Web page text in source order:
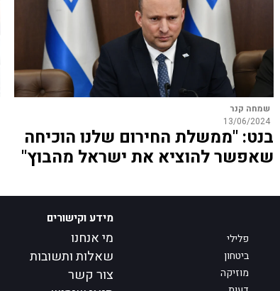
שמחה קנר
13/06/2024
בנט: "ממשלת החירום שלנו הוכיחה
שאפשר להוציא את ישראל מהבוץ"
פלילי
ביטחון
מוזיקה
מידע וקישורים
מי אנחנו
שאלות ותשובות
צור קשר